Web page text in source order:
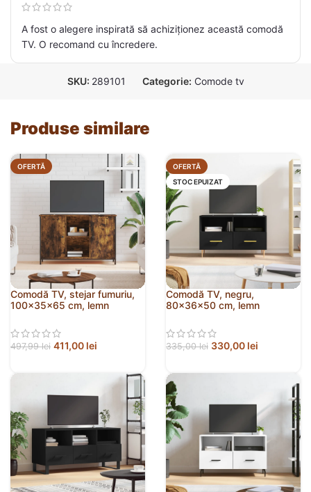
A fost o alegere inspirată să achiziționez această comodă
TV. O recomand cu încredere.
SKU: 289101 Categorie: Comode tv
Produse similare
OFERTĂ
Comodă TV, stejar fumuriu,
100x35x65 cm, lemn
497,99lei 411,00 lei
OFERTĂ
STOC EPUIZAT
Comodă TV, negru,
80x36x50 cm, lemn
335,00lei 330,00 lei